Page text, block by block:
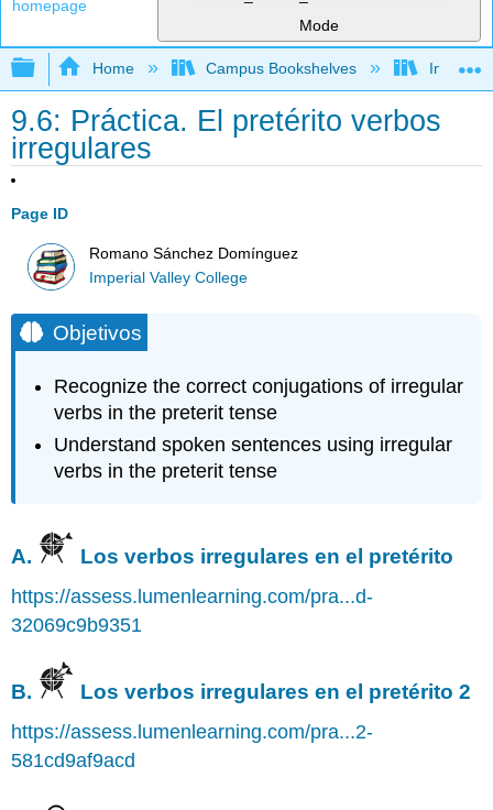
Mode
Expand/collapse global hierarchy
Home Campus Bookshelves Imperial
9.6: Práctica. El pretérito verbos
irregulares
Page ID
Romano Sánchez Domínguez
Imperial Valley College
Objetivos
Recognize the correct conjugations of irregular
verbs in the preterit tense
Understand spoken sentences using irregular
verbs in the preterit tense
A. Los verbos irregulares en el pretérito
https://assess.lumenlearning.com/pra...d-
32069c9b9351
B. Los verbos irregulares en el pretérito 2
https://assess.lumenlearning.com/pra...2-
581cd9af9acd